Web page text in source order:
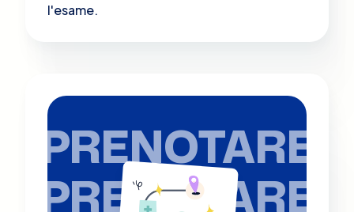
l'esame.
PRENOTARE
PRENOTARE